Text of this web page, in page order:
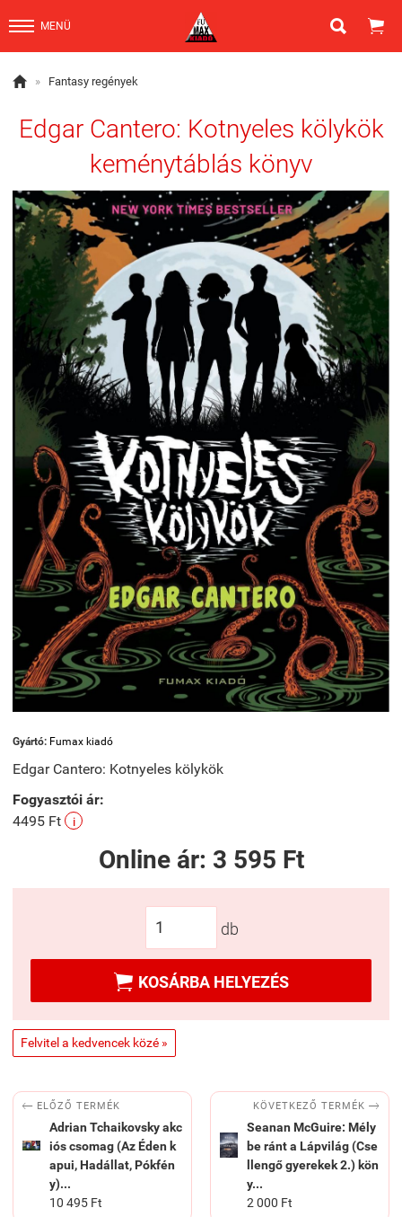
MENÜ  
 » Fantasy regények
Edgar Cantero: Kotnyeles kölykök
keménytáblás könyv
Gyártó: Fumax kiadó
Edgar Cantero: Kotnyeles kölykök
Fogyasztói ár:
4495 Ft
i
Online ár: 3 595 Ft
db
 KOSÁRBA HELYEZÉS
Felvitel a kedvencek közé »
 ELŐZŐ TERMÉK
Adrian Tchaikovsky akc
iós csomag (Az Éden k
apui, Hadállat, Pókfén
y)...
10 495 Ft
KÖVETKEZŐ TERMÉK 
Seanan McGuire: Mély
be ránt a Lápvilág (Cse
llengő gyerekek 2.) kön
y...
2 000 Ft